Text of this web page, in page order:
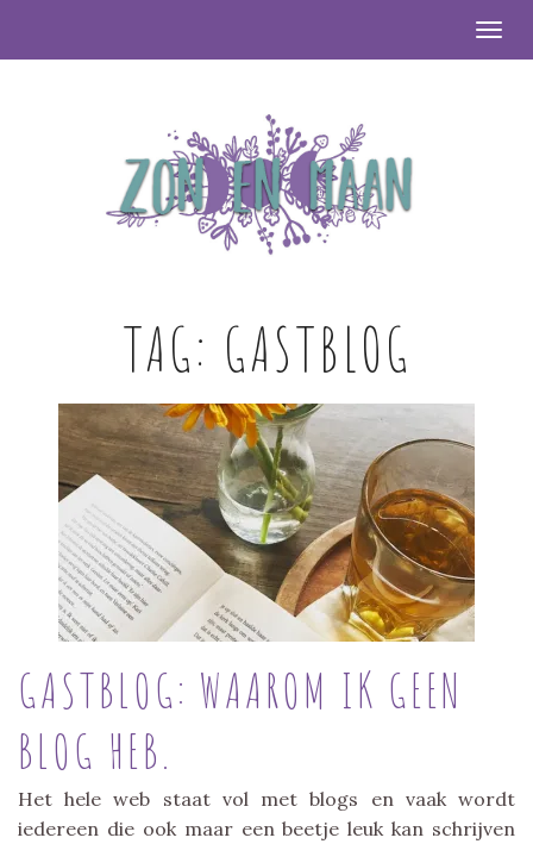
TAG: GASTBLOG
GASTBLOG: WAAROM IK GEEN
BLOG HEB.
Het hele web staat vol met blogs en vaak wordt
iedereen die ook maar een beetje leuk kan schrijven